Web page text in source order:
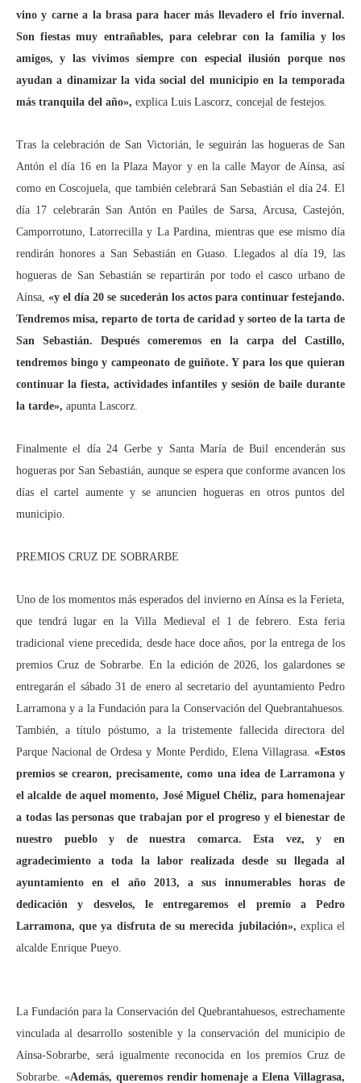
vino y carne a la brasa para hacer más llevadero el frío invernal.
Son fiestas muy entrañables, para celebrar con la familia y los
amigos, y las vivimos siempre con especial ilusión porque nos
ayudan a dinamizar la vida social del municipio en la temporada
más tranquila del año», explica Luis Lascorz, concejal de festejos.
Tras la celebración de San Victorián, le seguirán las hogueras de San
Antón el día 16 en la Plaza Mayor y en la calle Mayor de Aínsa, así
como en Coscojuela, que también celebrará San Sebastián el día 24. El
día 17 celebrarán San Antón en Paúles de Sarsa, Arcusa, Castejón,
Camporrotuno, Latorrecilla y La Pardina, mientras que ese mismo día
rendirán honores a San Sebastián en Guaso. Llegados al día 19, las
hogueras de San Sebastián se repartirán por todo el casco urbano de
Aínsa,«y el día 20 se sucederán los actos para continuar festejando.
Tendremos misa, reparto de torta de caridad y sorteo de la tarta de
San Sebastián. Después comeremos en la carpa del Castillo,
tendremos bingo y campeonato de guiñote. Y para los que quieran
continuar la fiesta, actividades infantiles y sesión de baile durante
la tarde», apunta Lascorz.
Finalmente el día 24 Gerbe y Santa María de Buil encenderán sus
hogueras por San Sebastián, aunque se espera que conforme avancen los
días el cartel aumente y se anuncien hogueras en otros puntos del
municipio.
PREMIOS CRUZ DE SOBRARBE
Uno de los momentos más esperados del invierno en Aínsa es la Ferieta,
que tendrá lugar en la Villa Medieval el 1 de febrero. Esta feria
tradicional viene precedida, desde hace doce años, por la entrega de los
premios Cruz de Sobrarbe. En la edición de 2026, los galardones se
entregarán el sábado 31 de enero al secretario del ayuntamiento Pedro
Larramona y a la Fundación para la Conservación del Quebrantahuesos.
También, a título póstumo, a la tristemente fallecida directora del
Parque Nacional de Ordesa y Monte Perdido, Elena Villagrasa. «Estos
premios se crearon, precisamente, como una idea de Larramona y
el alcalde de aquel momento, José Miguel Chéliz, para homenajear
a todas las personas que trabajan por el progreso y el bienestar de
nuestro pueblo y de nuestra comarca. Esta vez, y en
agradecimiento a toda la labor realizada desde su llegada al
ayuntamiento en el año 2013, a sus innumerables horas de
dedicación y desvelos, le entregaremos el premio a Pedro
Larramona, que ya disfruta de su merecida jubilación», explica el
alcalde Enrique Pueyo.
La Fundación para la Conservación del Quebrantahuesos, estrechamente
vinculada al desarrollo sostenible y la conservación del municipio de
Aínsa-Sobrarbe, será igualmente reconocida en los premios Cruz de
Sobrarbe. «Además, queremos rendir homenaje a Elena Villagrasa,